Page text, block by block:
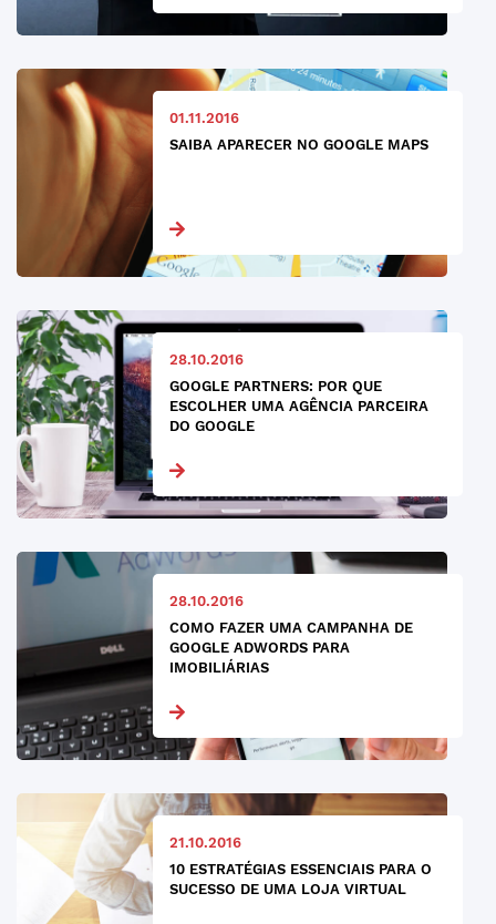
01.11.2016
SAIBA APARECER NO GOOGLE MAPS
28.10.2016
GOOGLE PARTNERS: POR QUE
ESCOLHER UMA AGÊNCIA PARCEIRA
DO GOOGLE
28.10.2016
COMO FAZER UMA CAMPANHA DE
GOOGLE ADWORDS PARA
IMOBILIÁRIAS
21.10.2016
10 ESTRATÉGIAS ESSENCIAIS PARA O
SUCESSO DE UMA LOJA VIRTUAL